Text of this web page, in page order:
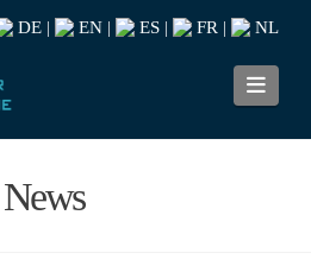
DE EN ES FR NL
News